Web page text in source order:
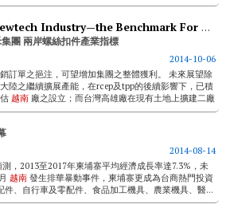
Screwtech Industry—the Benchmark For Cross Strait Fastener Industry
團 兩岸螺絲扣件產業指標
2014-10-06
訂單之挹注，可望增加集團之整體獲利。 未來展望除
陸之繼續擴展產能，在rcep及tpp的後續影響下，已積
越南 廠之設立；而台灣高雄廠在現有土地上擴建二廠
必行，以支應外銷市場的強烈需求。 ...
2014-08-14
，2013至2017年柬埔寨平均經濟成長率達7.3%，未
越南發生排華暴動事件，柬埔寨更成為台商熱門投資
、自行車及零配件、食品加工機具、農業機具、醫...